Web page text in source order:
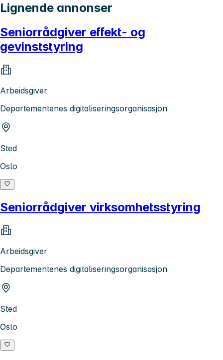
Lignende annonser
Seniorrådgiver effekt- og
gevinststyring
Arbeidsgiver
Departementenes digitaliseringsorganisasjon
Sted
Oslo
Seniorrådgiver virksomhetsstyring
Arbeidsgiver
Departementenes digitaliseringsorganisasjon
Sted
Oslo